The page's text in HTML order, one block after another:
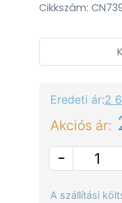
Cikkszám:
Eredeti ár:2
Akciós ár:
A szállítási